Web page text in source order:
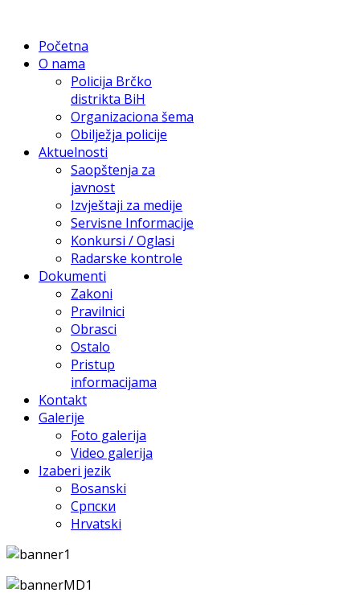
Početna
O nama
Policija Brčko
distrikta BiH
Organizaciona šema
Obilježja policije
Aktuelnosti
Saopštenja za
javnost
Izvještaji za medije
Servisne Informacije
Konkursi / Oglasi
Radarske kontrole
Dokumenti
Zakoni
Pravilnici
Obrasci
Ostalo
Pristup
informacijama
Kontakt
Galerije
Foto galerija
Video galerija
Izaberi jezik
Bosanski
Српски
Hrvatski